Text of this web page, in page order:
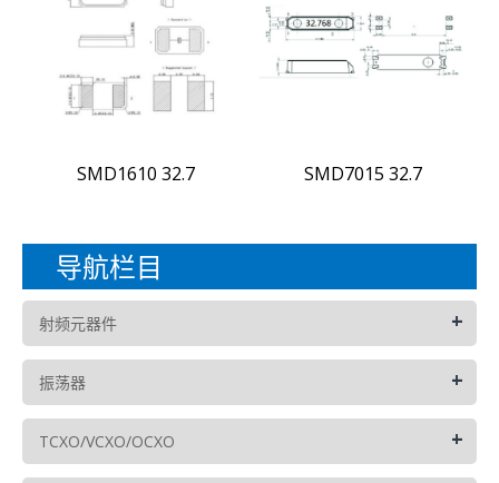
SMD1610 32.7 SMD7015 32.7
导航栏目
射频元器件 +
振荡器 +
TCXO/VCXO/OCXO +